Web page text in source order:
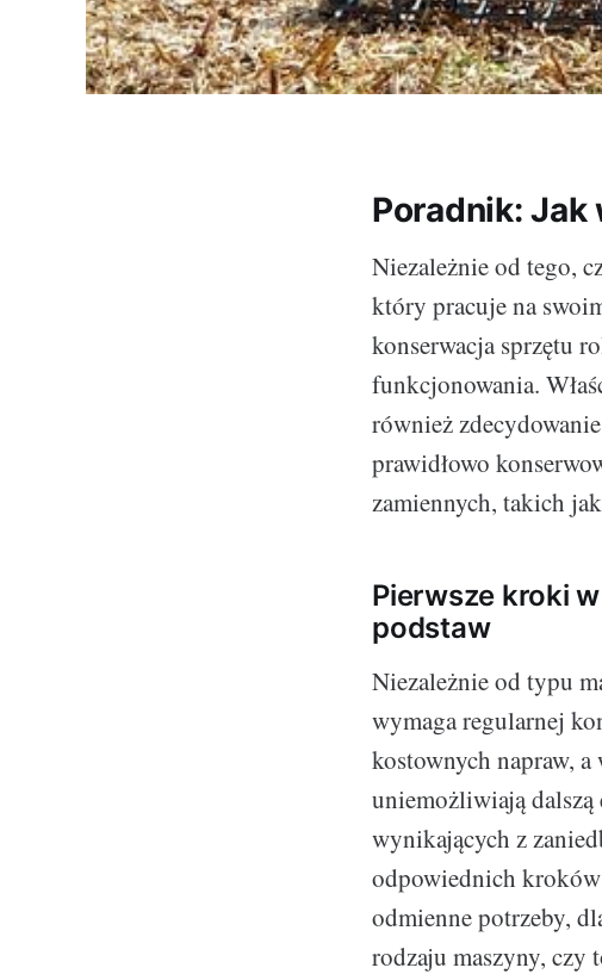
Poradnik: Jak
Niezależnie od tego,
który pracuje na
konserwacja sprzętu
funkcjonowania.
również
prawidłowo
zamiennych, takich
Pierwsze kroki
podstaw
Niezależnie od typu
wymaga regularnej
kostownych napraw,
uniemożliwiają
wynikających z
odpowiednich kroków
odmienne potrzeby,
rodzaju maszyny, czy